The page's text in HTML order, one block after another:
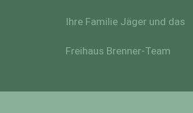
Ihre Familie Jäger und das
Freihaus Brenner-Team